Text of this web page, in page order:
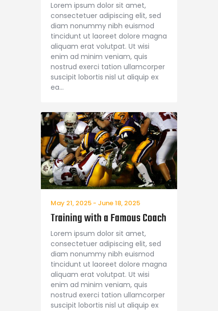
Lorem ipsum dolor sit amet,
consectetuer adipiscing elit, sed
diam nonummy nibh euismod
tincidunt ut laoreet dolore magna
aliquam erat volutpat. Ut wisi
enim ad minim veniam, quis
nostrud exerci tation ullamcorper
suscipit lobortis nisl ut aliquip ex
ea…
May 21, 2025 - June 18, 2025
Training with a Famous Coach
Lorem ipsum dolor sit amet,
consectetuer adipiscing elit, sed
diam nonummy nibh euismod
tincidunt ut laoreet dolore magna
aliquam erat volutpat. Ut wisi
enim ad minim veniam, quis
nostrud exerci tation ullamcorper
suscipit lobortis nisl ut aliquip ex